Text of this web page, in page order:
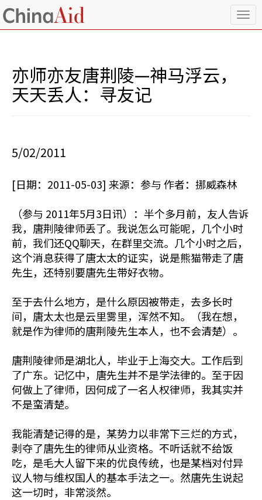
T
o
亦师亦友唐荆陵—神马浮云，
天天丢人：寻友记
5/02/2011
[日期：2011-05-03] 来源：参与 作者：挪威森林
（参与 2011年5月3日讯）：半个多月前，友人告诉
我，唐荆陵律师丢了。我说怎么可能呢，几个小时
前，我们还QQ聊天，在群里交流。几个小时之后，
这个消息获得了唐太太的证实，说是熊猫带走了唐
先生，还特别要唐先生带好衣物。
至于去什么地方，是什么原因被带走，去多长时
间，唐太太也是云里雾里，浑然不知。（我在想，
就是作为律师的唐荆陵先生本人，也不会清楚）。
唐荆陵律师是湖北人，毕业于上海交大。工作后到
了广东。记忆中，唐先生并不是学法律的。至于因
何做上了律师，因何成了一名人权律师，我其实并
不是蛮清楚。
我能清楚记得的是，某势力以非常下三烂的方式，
剥夺了唐先生的律师从业资格。不听话就不给饭
吃，是毛大人留下来的优良传统，也是某档对付异
议人物与维权国人的基本手法之一。然唐先生说起
这一切时，非常淡然。